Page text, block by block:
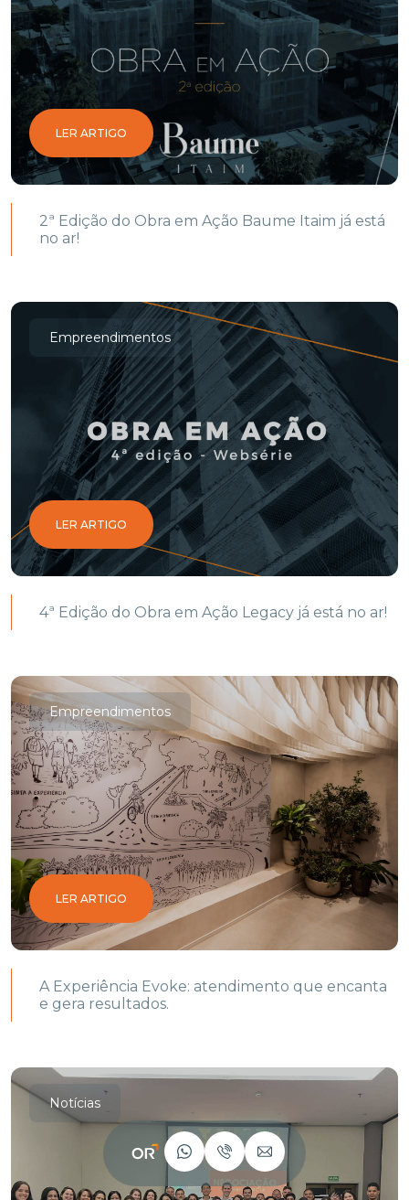
LER ARTIGO
2ª Edição do Obra em Ação Baume Itaim já está
no ar!
Empreendimentos
LER ARTIGO
4ª Edição do Obra em Ação Legacy já está no ar!
Empreendimentos
LER ARTIGO
A Experiência Evoke: atendimento que encanta
e gera resultados.
Notícias